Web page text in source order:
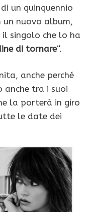
un quinquennio
nuovo album,
il singolo che lo ha
di tornare“.
anche perché
anche tra i suoi
la porterà in giro
le date dei